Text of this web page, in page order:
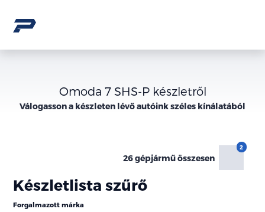
Omoda 7 SHS-P készletről
Válogasson a készleten lévőautóink széles kínálatából
26 gépjármű összesen
Készletlista szűrő
Forgalmazott márka